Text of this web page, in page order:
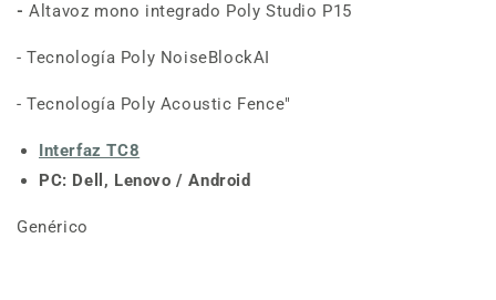
-Altavoz mono integrado Poly Studio P15
- Tecnología Poly NoiseBlockAI
- Tecnología Poly Acoustic Fence"
Interfaz TC8
PC: Dell, Lenovo / Android
Genérico